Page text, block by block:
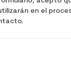
en el